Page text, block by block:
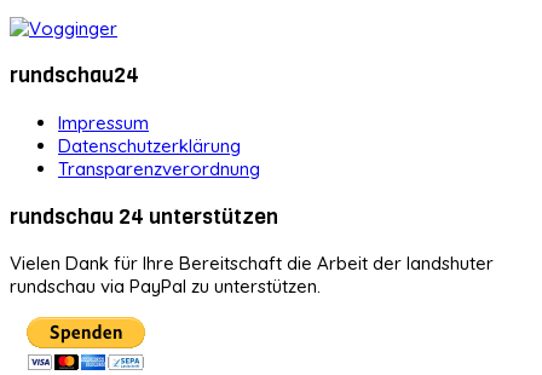
rundschau24
Impressum
Datenschutzerklärung
Transparenzverordnung
rundschau 24 unterstützen
Vielen Dank für Ihre Bereitschaft die Arbeit der landshuter
rundschau via PayPal zu unterstützen.